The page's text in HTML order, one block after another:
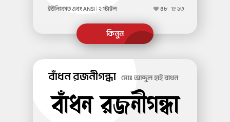
ইউনিকোড এবং ANSI ২ স্টাইল ৪৮ ১৩
বাঁধন রজনীগন্ধা মোঃ আব্দুল হাই বাধন